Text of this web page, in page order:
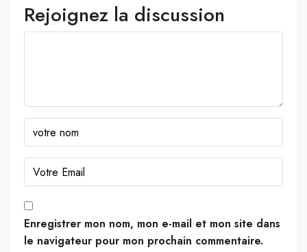
Rejoignez la discussion
Enregistrer mon nom, mon e-mail et mon site dans
le navigateur pour mon prochain commentaire.